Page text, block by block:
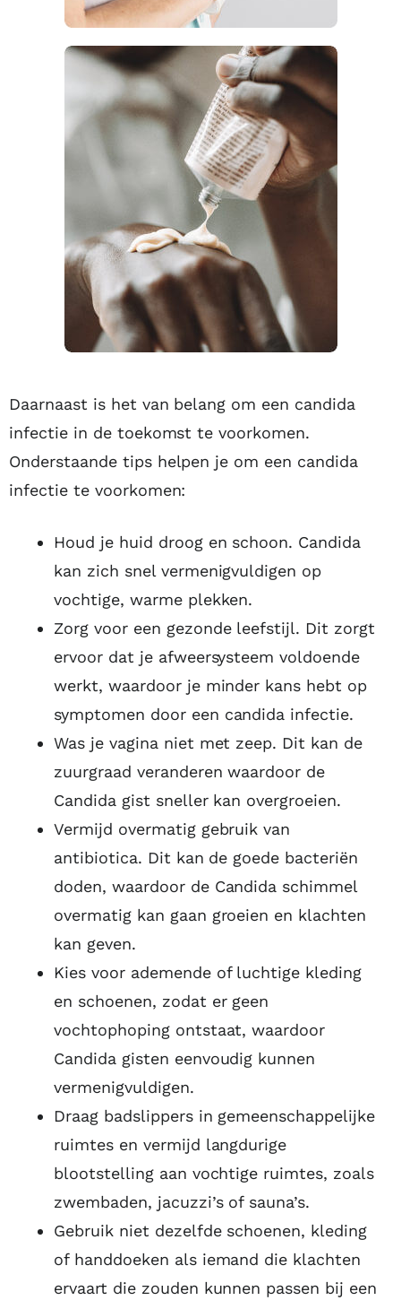
Daarnaast is het van belang om een candida
infectie in de toekomst te voorkomen.
Onderstaande tips helpen je om een candida
infectie te voorkomen:
Houd je huid droog en schoon. Candida
kan zich snel vermenigvuldigen op
vochtige, warme plekken.
Zorg voor een gezonde leefstijl. Dit zorgt
ervoor dat je afweersysteem voldoende
werkt, waardoor je minder kans hebt op
symptomen door een candida infectie.
Was je vagina niet met zeep. Dit kan de
zuurgraad veranderen waardoor de
Candida gist sneller kan overgroeien.
Vermijd overmatig gebruik van
antibiotica. Dit kan de goede bacteriën
doden, waardoor de Candida schimmel
overmatig kan gaan groeien en klachten
kan geven.
Kies voor ademende of luchtige kleding
en schoenen, zodat er geen
vochtophoping ontstaat, waardoor
Candida gisten eenvoudig kunnen
vermenigvuldigen.
Draag badslippers in gemeenschappelijke
ruimtes en vermijd langdurige
blootstelling aan vochtige ruimtes, zoals
zwembaden, jacuzzi’s of sauna’s.
Gebruik niet dezelfde schoenen, kleding
of handdoeken als iemand die klachten
ervaart die zouden kunnen passen bij een